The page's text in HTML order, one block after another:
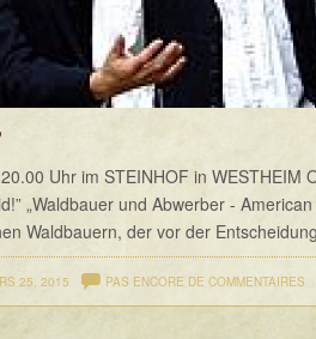
Uhr im STEINHOF in WESTHEIM
„Waldbauer und Abwerber -
Waldbauern, der vor der
25, 2015 PAS ENCORE DE COMMENTAIRES